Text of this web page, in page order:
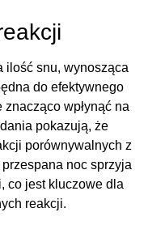
ilość snu, wynosząca
do efektywnego
wpłynąć na
pokazują, że
porównywalnych z
noc sprzyja
co jest kluczowe dla
reakcji.